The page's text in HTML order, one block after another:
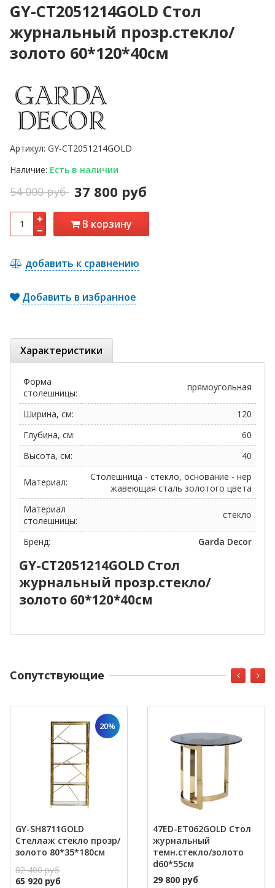
GY-CT2051214GOLD Стол
журнальный прозр.стекло/
золото 60*120*40см
Артикул: GY-CT2051214GOLD
Наличие: Есть в наличии
54 000 руб 37 800 руб
В корзину
добавить к сравнению
Добавить в избранное
Характеристики
Форма
столешницы:
прямоугольная
Ширина, см:
120
Глубина, см:
60
Высота, см:
40
Материал:
Столешница - стекло, основание - нер
жавеющая сталь золотого цвета
Материал
столешницы:
стекло
Бренд: Garda Decor
GY-CT2051214GOLD Стол
журнальный прозр.стекло/
золото 60*120*40см
Cопутствующие
20%
GY-SH8711GOLD
Стеллаж стекло прозр/
золото 80*35*180см
82 400 руб
65 920 руб
47ED-ET062GOLD Стол
журнальный
темн.стекло/золото
d60*55см
29 800 руб